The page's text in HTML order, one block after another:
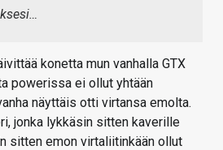
konetta mun vanhalla GTX
powerissa ei ollut yhtään
näyttäis otti virtansa emolta.
jonka lykkäsin sitten kaverille
sitten emon virtaliitinkään ollut